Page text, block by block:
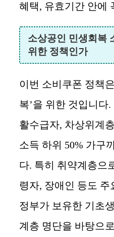
혜택, 유효기간 안에
소상공인 민생회복
위한 정책인가
이번 소비쿠폰 정책
복’을 위한 것입니다
활수급자, 차상위계
소득 하위 50% 가구
다. 특히 취약계층으
령자, 장애인 등도 주
정부가 보유한 기초
계층 명단을 바탕으